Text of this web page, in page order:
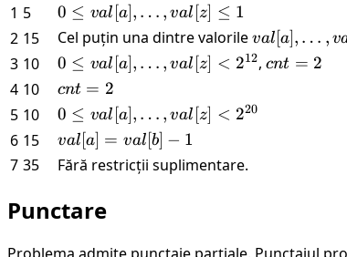
1 5
0 \leq
val[a],
\ldots,
val[z]
\leq 1
0 ≤ val [a], … , val [z] ≤ 1
2 15 Cel puțin una dintre valorileval[a],
\ldots,
val[a], … , v
3 10
0 \leq
val[a],
\ldots,
val[z]
<
2^{12}
0 ≤ val [a], … , val [z] < 212,cnt
cnt = 2
4 10
cnt
=
cnt = 2
5 10
0 \leq
val[a],
\ldots,
val[z]
2^{20}
0 ≤ val [a], … , val [z] < 220
6 15
val[a]
=
- 1
val[a] = val[b] − 1
7 35 Fără restricții suplimentare.
Punctare